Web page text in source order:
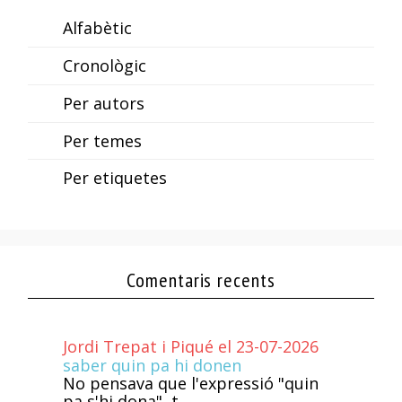
Alfabètic
Cronològic
Per autors
Per temes
Per etiquetes
Comentaris recents
Jordi Trepat i Piqué el 23-07-2026
saber quin pa hi donen
No pensava que l'expressió "quin